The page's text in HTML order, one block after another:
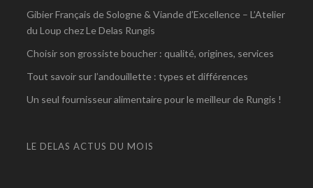
Gibier Français de Sologne & Viande d’Excellence – L’Atelier
du Loup chez Le Delas Rungis
Choisir son grossiste boucher : qualité, origines, services
Tout savoir sur l’andouillette : types et différences
Un seul fournisseur alimentaire pour le meilleur de Rungis !
LE DELAS ACTUS DU MOIS